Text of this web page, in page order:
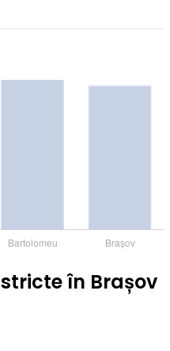
în Brașov